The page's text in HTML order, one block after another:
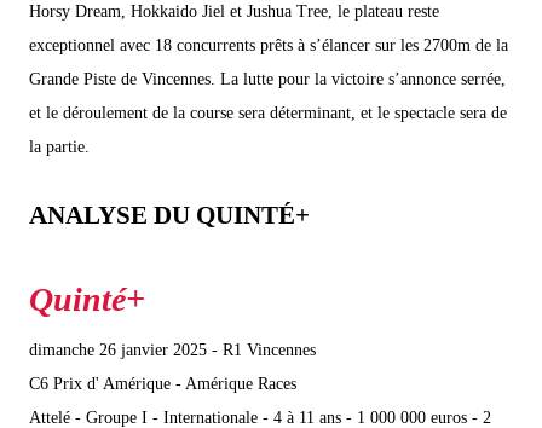
Horsy Dream, Hokkaido Jiel et Jushua Tree, le plateau reste
exceptionnel avec 18 concurrents prêts à s’élancer sur les 2700m de la
Grande Piste de Vincennes. La lutte pour la victoire s’annonce serrée,
et le déroulement de la course sera déterminant, et le spectacle sera de
la partie.
ANALYSE DU QUINTÉ+
dimanche 26 janvier 2025 - R1 Vincennes
C6 Prix d' Amérique - Amérique Races
Attelé - Groupe I - Internationale - 4 à 11 ans - 1 000 000 euros - 2